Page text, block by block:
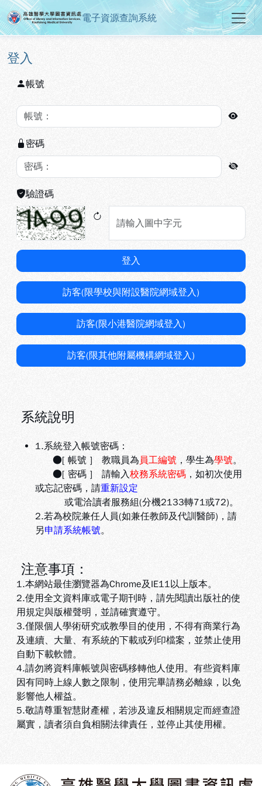
跳到主要內容
:::
高雄醫學大學圖書資訊處電子資
電子資源查詢系統
:::
登入
帳號
密碼
驗證碼
登入
訪客(限學校與附設醫院網域登入)
訪客(限小港醫院網域登入)
訪客(限其他附屬機構網域登入)
系統說明
1.系統登入帳號密碼：
●[ 帳號 ] 教職員為 員工編號 ，學生為學號。
●[ 密碼 ] 請輸入校務系統密碼 ，如初次使用
或忘記密碼，請重新設定
或電洽讀者服務組(分機2133轉71或72)。
2.若為校院兼任人員(如兼任教師及代訓醫師)，請
另申請系統帳號。
注意事項：
1.本網站最佳瀏覽器為Chrome及IE11以上版本。
2.使用全文資料庫或電子期刊時，請先閱讀出版社的使
用規定與版權聲明，並請確實遵守。
3.僅限個人學術研究或教學目的使用，不得有商業行為
及連續、大量、有系統的下載或列印檔案，並禁止使用
自動下載軟體。
4.請勿將資料庫帳號與密碼移轉他人使用。有些資料庫
因有同時上線人數之限制，使用完畢請務必離線，以免
影響他人權益。
5.敬請尊重智慧財產權，若涉及違反相關規定而經查證
屬實，讀者須自負相關法律責任，並停止其使用權。